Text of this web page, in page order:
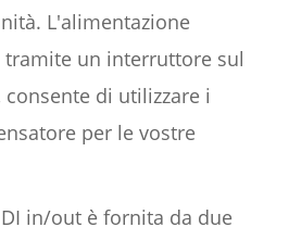
L'alimentazione
tramite un interruttore sul
di utilizzare i
per le vostre
in/out è fornita da due